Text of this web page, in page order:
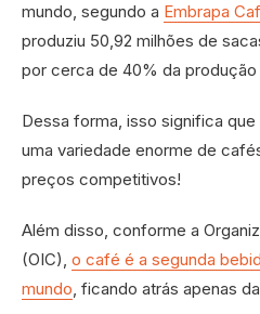
mundo, segundo a Embrapa
produziu 50,92 milhões de
por cerca de 40% da produção
Dessa forma, isso significa
uma variedade enorme de
preços competitivos!
Além disso, conforme a
(OIC), o café é a segunda
mundo , ficando atrás apenas